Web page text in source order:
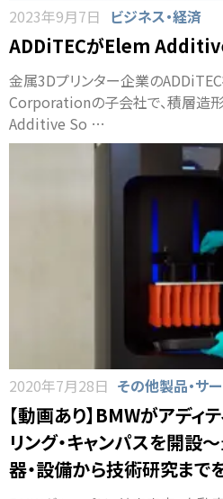
2023年9月7日 ビジネス・経済
ADDiTECがElem
金属3Dプリンター企業の
Corporationの子会社で、積層造
Additive So …
2020年7月28日 その他製品・サ
【動画あり】BMWがアディ
リング・キャンパスを開設
器・設備から技術研究まで